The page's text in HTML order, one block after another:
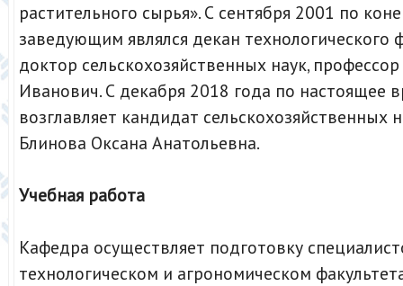
растительного сырья». С сентября 2001 по
заведующим являлся декан технологического
доктор сельскохозяйственных наук,
Иванович. С декабря 2018 года по настоящее
возглавляет кандидат сельскохозяйственных
Блинова Оксана Анатольевна.
Учебная работа
Кафедра осуществляет подготовку
технологическом и агрономическом